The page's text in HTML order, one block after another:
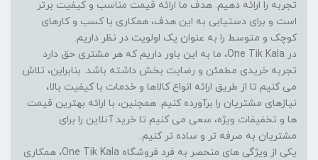
تجربه را ارائه دهیم. هدف ما ارائه قیمت مناسب و کیفیت برتر
است و برای دستیابی به این هدف، همکاری با کسب و کارهای
کوچک و متوسط را به عنوان یک اولویت در نظر داریم.
در One Tik Kala، ما به این باور داریم که هر مشتری حق دارد
تجربه خریدی مطمئن و رضایت بخش داشته باشد. بنابراین، تلاش
می کنیم تا از طریق ارائه انواع کالاها و خدمات با کیفیت بالا،
نیازهای مشتریان را برآورده کنیم. همچنین، با ارائه بهترین قیمت
ها و تخفیفات ویژه، سعی می کنیم تا خرید آنلاین را برای
مشتریان به صرفه تر و ساده تر کنیم.
یکی از ویژگی های منحصر به فرد فروشگاه One Tik Kala، همکاری